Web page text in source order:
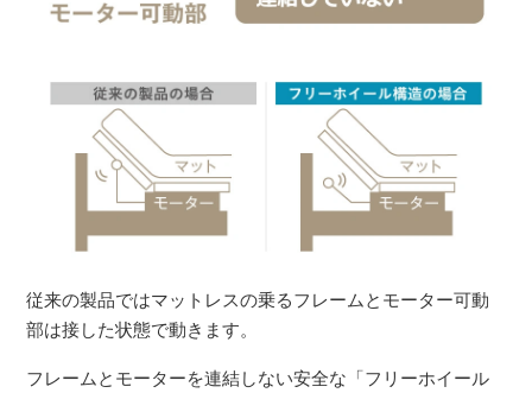
従来の製品ではマットレスの乗るフレームとモーター可動
部は接した状態で動きます。
フレームとモーターを連結しない安全な「フリーホイール